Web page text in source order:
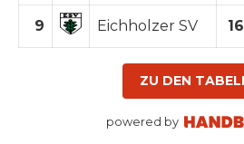
9 Eichholzer SV 16
ZU DEN
powered by